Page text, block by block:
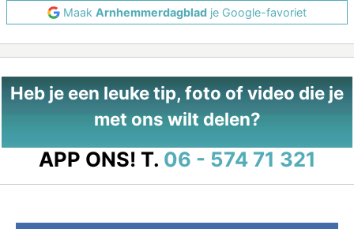
Maak Arnhemmerdagblad je Google-favoriet
Heb je een leuke tip, foto of video die je
met ons wilt delen?
APP ONS! T. 06 - 574 71 321